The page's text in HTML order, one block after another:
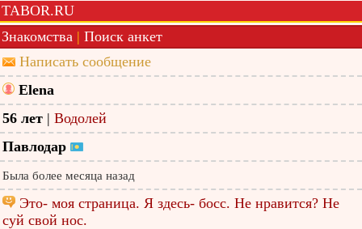
TABOR.RU
Знакомства | Поиск анкет
Написать сообщение
Elena
56 лет | Водолей
Павлодар
Была более месяца назад
Это- моя страница. Я здесь- босс. Не нравится? Не
суй свой нос.